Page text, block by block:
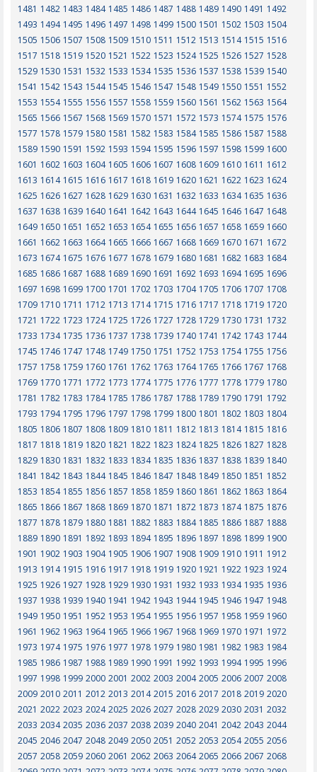
1481 1482 1483 1484 1485 1486 1487 1488 1489 1490 1491 1492
1493 1494 1495 1496 1497 1498 1499 1500 1501 1502 1503 1504
1505 1506 1507 1508 1509 1510 1511 1512 1513 1514 1515 1516
1517 1518 1519 1520 1521 1522 1523 1524 1525 1526 1527 1528
1529 1530 1531 1532 1533 1534 1535 1536 1537 1538 1539 1540
1541 1542 1543 1544 1545 1546 1547 1548 1549 1550 1551 1552
1553 1554 1555 1556 1557 1558 1559 1560 1561 1562 1563 1564
1565 1566 1567 1568 1569 1570 1571 1572 1573 1574 1575 1576
1577 1578 1579 1580 1581 1582 1583 1584 1585 1586 1587 1588
1589 1590 1591 1592 1593 1594 1595 1596 1597 1598 1599 1600
1601 1602 1603 1604 1605 1606 1607 1608 1609 1610 1611 1612
1613 1614 1615 1616 1617 1618 1619 1620 1621 1622 1623 1624
1625 1626 1627 1628 1629 1630 1631 1632 1633 1634 1635 1636
1637 1638 1639 1640 1641 1642 1643 1644 1645 1646 1647 1648
1649 1650 1651 1652 1653 1654 1655 1656 1657 1658 1659 1660
1661 1662 1663 1664 1665 1666 1667 1668 1669 1670 1671 1672
1673 1674 1675 1676 1677 1678 1679 1680 1681 1682 1683 1684
1685 1686 1687 1688 1689 1690 1691 1692 1693 1694 1695 1696
1697 1698 1699 1700 1701 1702 1703 1704 1705 1706 1707 1708
1709 1710 1711 1712 1713 1714 1715 1716 1717 1718 1719 1720
1721 1722 1723 1724 1725 1726 1727 1728 1729 1730 1731 1732
1733 1734 1735 1736 1737 1738 1739 1740 1741 1742 1743 1744
1745 1746 1747 1748 1749 1750 1751 1752 1753 1754 1755 1756
1757 1758 1759 1760 1761 1762 1763 1764 1765 1766 1767 1768
1769 1770 1771 1772 1773 1774 1775 1776 1777 1778 1779 1780
1781 1782 1783 1784 1785 1786 1787 1788 1789 1790 1791 1792
1793 1794 1795 1796 1797 1798 1799 1800 1801 1802 1803 1804
1805 1806 1807 1808 1809 1810 1811 1812 1813 1814 1815 1816
1817 1818 1819 1820 1821 1822 1823 1824 1825 1826 1827 1828
1829 1830 1831 1832 1833 1834 1835 1836 1837 1838 1839 1840
1841 1842 1843 1844 1845 1846 1847 1848 1849 1850 1851 1852
1853 1854 1855 1856 1857 1858 1859 1860 1861 1862 1863 1864
1865 1866 1867 1868 1869 1870 1871 1872 1873 1874 1875 1876
1877 1878 1879 1880 1881 1882 1883 1884 1885 1886 1887 1888
1889 1890 1891 1892 1893 1894 1895 1896 1897 1898 1899 1900
1901 1902 1903 1904 1905 1906 1907 1908 1909 1910 1911 1912
1913 1914 1915 1916 1917 1918 1919 1920 1921 1922 1923 1924
1925 1926 1927 1928 1929 1930 1931 1932 1933 1934 1935 1936
1937 1938 1939 1940 1941 1942 1943 1944 1945 1946 1947 1948
1949 1950 1951 1952 1953 1954 1955 1956 1957 1958 1959 1960
1961 1962 1963 1964 1965 1966 1967 1968 1969 1970 1971 1972
1973 1974 1975 1976 1977 1978 1979 1980 1981 1982 1983 1984
1985 1986 1987 1988 1989 1990 1991 1992 1993 1994 1995 1996
1997 1998 1999 2000 2001 2002 2003 2004 2005 2006 2007 2008
2009 2010 2011 2012 2013 2014 2015 2016 2017 2018 2019 2020
2021 2022 2023 2024 2025 2026 2027 2028 2029 2030 2031 2032
2033 2034 2035 2036 2037 2038 2039 2040 2041 2042 2043 2044
2045 2046 2047 2048 2049 2050 2051 2052 2053 2054 2055 2056
2057 2058 2059 2060 2061 2062 2063 2064 2065 2066 2067 2068